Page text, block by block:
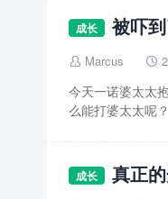
成长 被吓
 Marcus 
今天一诺婆太太
么能打婆太太呢？
成长 真正